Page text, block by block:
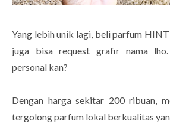
Yang lebih unik lagi, beli parfum
juga bisa request grafir nama
personal kan?
Dengan harga sekitar 200 ribuan,
tergolong parfum lokal berkualitas